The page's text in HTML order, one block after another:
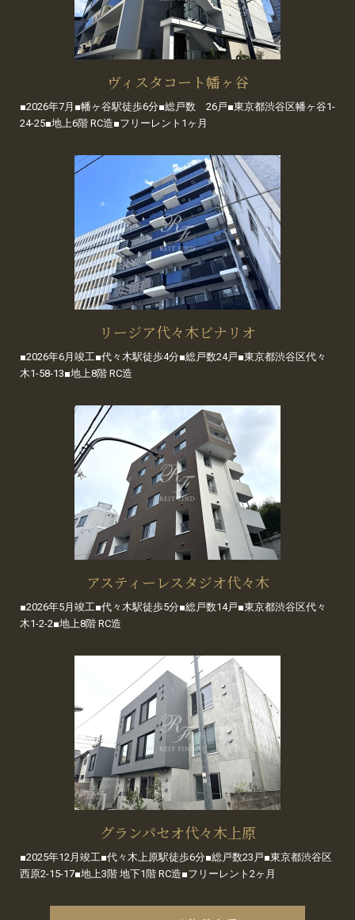
ヴィスタコート幡ヶ谷
■2026年7月■幡ヶ谷駅徒歩6分■総戸数 26戸■東京都渋谷区幡ヶ谷1-
24-25■地上6階 RC造■フリーレント1ヶ月
リージア代々木ビナリオ
■2026年6月竣工■代々木駅徒歩4分■総戸数24戸■東京都渋谷区代々
木1-58-13■地上8階 RC造
アスティーレスタジオ代々木
■2026年5月竣工■代々木駅徒歩5分■総戸数14戸■東京都渋谷区代々
木1-2-2■地上8階 RC造
グランパセオ代々木上原
■2025年12月竣工■代々木上原駅徒歩6分■総戸数23戸■東京都渋谷区
西原2-15-17■地上3階 地下1階 RC造■フリーレント2ヶ月